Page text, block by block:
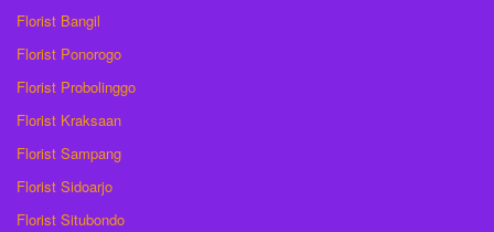
Florist Bangil
Florist Ponorogo
Florist Probolinggo
Florist Kraksaan
Florist Sampang
Florist Sidoarjo
Florist Situbondo